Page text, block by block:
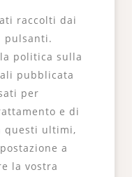
raccolti dai
pulsanti.
politica sulla
pubblicata
per
e di
questi ultimi,
a
la vostra